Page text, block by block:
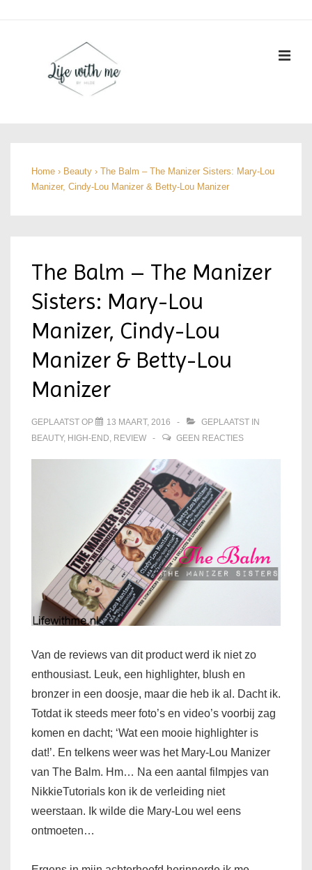
hoofdinhoud
Home › Beauty › The Balm – The Manizer Sisters: Mary-Lou
Manizer, Cindy-Lou Manizer & Betty-Lou Manizer
The Balm – The Manizer
Sisters: Mary-Lou
Manizer, Cindy-Lou
Manizer & Betty-Lou
Manizer
GEPLAATST OP 13 MAART, 2016
GEPLAATST IN
BEAUTY, HIGH-END, REVIEW GEEN REACTIES
Van de reviews van dit product werd ik niet zo
enthousiast. Leuk, een highlighter, blush en
bronzer in een doosje, maar die heb ik al. Dacht ik.
Totdat ik steeds meer foto’s en video’s voorbij zag
komen en dacht; ‘Wat een mooie highlighter is
dat!’. En telkens weer was het Mary-Lou Manizer
van The Balm. Hm… Na een aantal filmpjes van
NikkieTutorials kon ik de verleiding niet
weerstaan. Ik wilde die Mary-Lou wel eens
ontmoeten…